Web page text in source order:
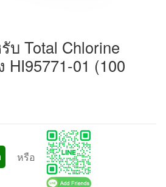
บ Total Chlorine
HI95771-01 (100
หรือ